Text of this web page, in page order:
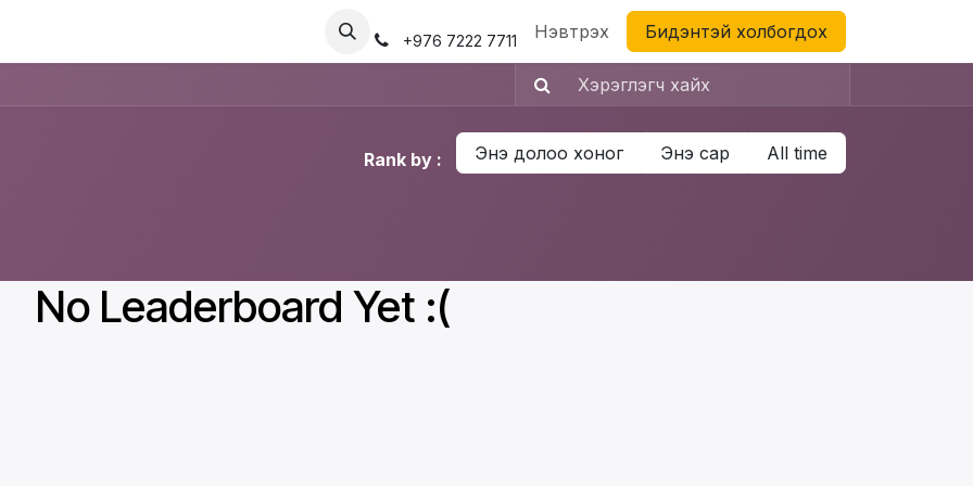
Гомдол, санал Машин бүртгэл
+976 7222 7711 Нэвтрэх Бидэнтэй холбогдох
Rank by : Энэ долоо хоног Энэ сар All time
No Leaderboard Yet :(